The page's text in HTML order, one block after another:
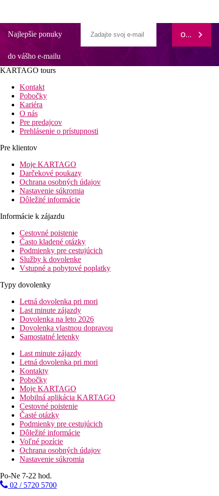
Najlepšie ponuky
do vášho e-mailu
ODOBERAŤ
KARTAGO tours
Kontakt
Pobočky
Kariéra
O nás
Pre predajcov
Prehlásenie o prístupnosti
Pre klientov
Moje KARTAGO
Darčekové poukazy
Ochrana osobných údajov
Nastavenie súkromia
Dôležité informácie
Informácie k zájazdu
Cestovné poistenie
Často kladené otázky
Podmienky pre cestujúcich
Služby k dovolenke
Vstupné a pobytové poplatky
Typy dovolenky
Letná dovolenka pri mori
Last minute zájazdy
Dovolenka na leto 2026
Dovolenka vlastnou dopravou
Samostatné letenky
Last minute zájazdy
Letná dovolenka pri mori
Kontakty
Pobočky
Moje KARTAGO
Mobilná aplikácia KARTAGO
Cestovné poistenie
Časté otázky
Podmienky pre cestujúcich
Dôležité informácie
Voľné pozície
Ochrana osobných údajov
Nastavenie súkromia
Po-Ne 7-22 hod.
02 / 5720 5700